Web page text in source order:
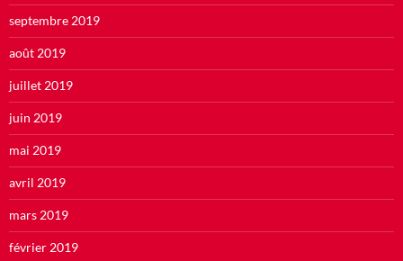
septembre 2019
août 2019
juillet 2019
juin 2019
mai 2019
avril 2019
mars 2019
février 2019